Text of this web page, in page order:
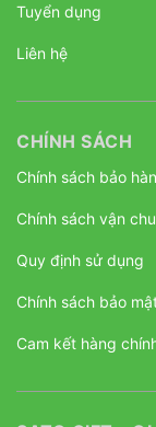
Tuyển dụng
Liên hệ
CHÍNH SÁCH
Chính sách bảo
Chính sách vận
Quy định sử dụng
Chính sách bảo
Cam kết hàng